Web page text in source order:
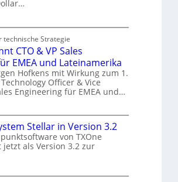
Strategie
CTO & VP Sales
EMEA und Lateinamerika
Hofkens mit Wirkung zum 1.
Officer & Vice
Engineering für EMEA und…
Stellar in Version 3.2
von TXOne
jetzt als Version 3.2 zur